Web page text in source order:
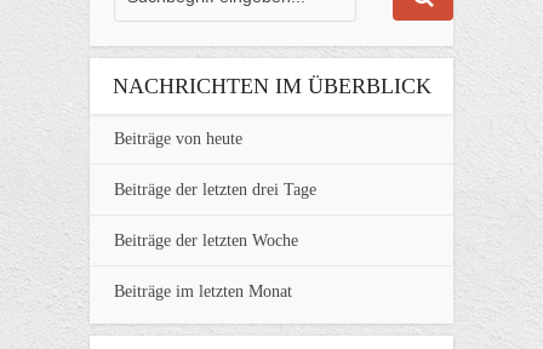
NACHRICHTEN IM ÜBERBLICK
Beiträge von heute
Beiträge der letzten drei Tage
Beiträge der letzten Woche
Beiträge im letzten Monat